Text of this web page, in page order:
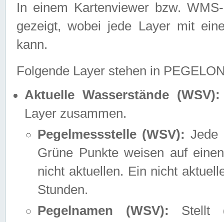
In einem Kartenviewer bzw.
gezeigt, wobei jede Layer mit
kann.
Folgende Layer stehen in
Aktuelle Wasserstände (WSV):
Layer zusammen.
Pegelmessstelle (WSV): Jede
Grüne Punkte weisen auf
nicht aktuellen. Ein nicht
Stunden.
Pegelnamen (WSV): Stellt